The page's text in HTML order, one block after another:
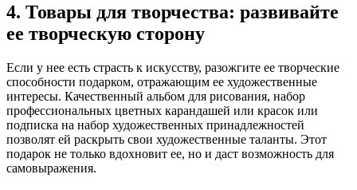
4. Товары для творчества: развивайте
ее творческую сторону
Если у нее есть страсть к искусству, разожгите ее творческие
способности подарком, отражающим ее художественные
интересы. Качественный альбом для рисования, набор
профессиональных цветных карандашей или красок или
подписка на набор художественных принадлежностей
позволят ей раскрыть свои художественные таланты. Этот
подарок не только вдохновит ее, но и даст возможность для
самовыражения.